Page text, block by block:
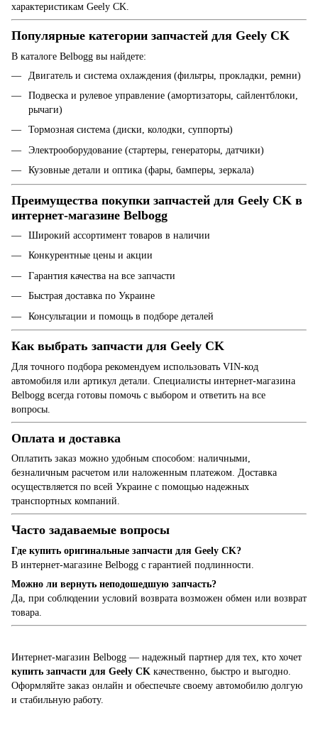
характеристикам Geely CK.
Популярные категории запчастей для Geely CK
В каталоге Belbogg вы найдете:
Двигатель и система охлаждения (фильтры, прокладки, ремни)
Подвеска и рулевое управление (амортизаторы, сайлентблоки,
рычаги)
Тормозная система (диски, колодки, суппорты)
Электрооборудование (стартеры, генераторы, датчики)
Кузовные детали и оптика (фары, бамперы, зеркала)
Преимущества покупки запчастей для Geely CK в
интернет-магазине Belbogg
Широкий ассортимент товаров в наличии
Конкурентные цены и акции
Гарантия качества на все запчасти
Быстрая доставка по Украине
Консультации и помощь в подборе деталей
Как выбрать запчасти для Geely CK
Для точного подбора рекомендуем использовать VIN-код
автомобиля или артикул детали. Специалисты интернет-магазина
Belbogg всегда готовы помочь с выбором и ответить на все
вопросы.
Оплата и доставка
Оплатить заказ можно удобным способом: наличными,
безналичным расчетом или наложенным платежом. Доставка
осуществляется по всей Украине с помощью надежных
транспортных компаний.
Часто задаваемые вопросы
Где купить оригинальные запчасти для Geely CK?
В интернет-магазине Belbogg с гарантией подлинности.
Можно ли вернуть неподошедшую запчасть?
Да, при соблюдении условий возврата возможен обмен или возврат
товара.
Интернет-магазин Belbogg — надежный партнер для тех, кто хочет
купить запчасти для Geely CK качественно, быстро и выгодно.
Оформляйте заказ онлайн и обеспечьте своему автомобилю долгую
и стабильную работу.